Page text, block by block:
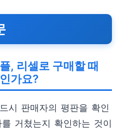
, 리셀로 구매할 때
가요?
시 판매자의 평판을 확인
거쳤는지 확인하는 것이